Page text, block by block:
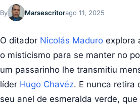
By Marsescritorago 11, 2025
O ditador Nicolás Maduro explora
o misticismo para se manter no
um passarinho lhe transmitiu
líder Hugo Chavéz. E nunca retira
seu anel de esmeralda verde,